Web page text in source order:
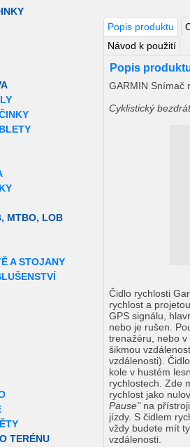
MTBO, LOB
A STOJANY
TERÉNU
Popis produktu
Návod k použití
Popis
GARMIN Snímač
Cyklistický
Čidlo rychlosti
rychlost a
GPS signálu,
nebo je rušen.
trenažéru, nebo
šikmou
vzdálenosti).
kole v hustém
rychlostech. Zde
rychlost jako
Pause"na přístroji
jízdy. S čidlem
vždy budete mít
vzdálenosti.